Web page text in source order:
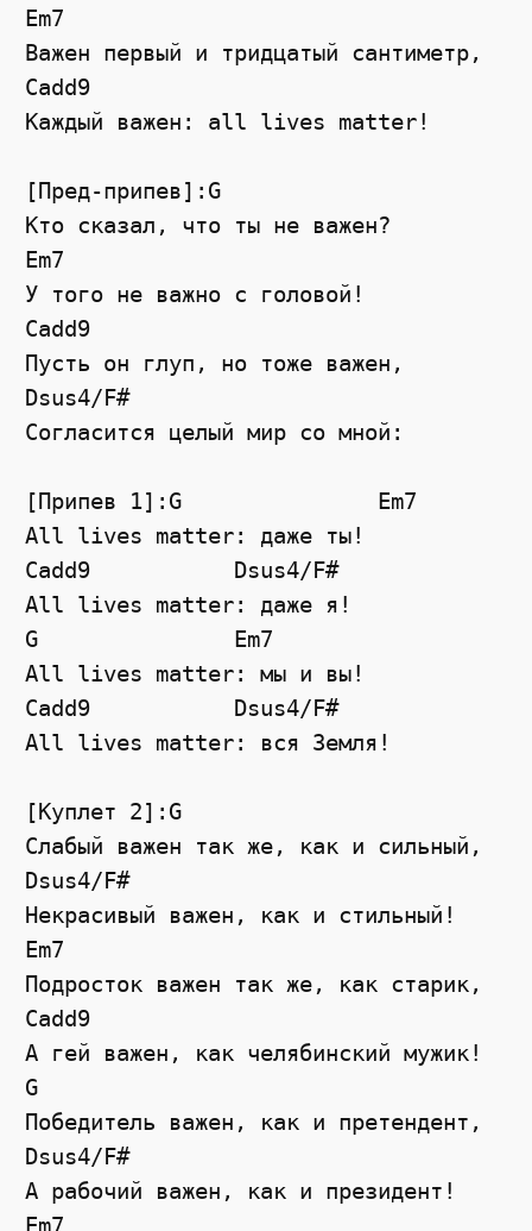
Em7
Важен первый и тридцатый сантиметр,
Cadd9
Каждый важен: all lives matter!
[Пред-припев]:G
Кто сказал, что ты не важен?
Em7
У того не важно с головой!
Cadd9
Пусть он глуп, но тоже важен,
Dsus4/F#
Согласится целый мир со мной:
[Припев 1]:G               Em7
All lives matter: даже ты!
Cadd9
Dsus4/F#
All lives matter: даже я!
G
Em7
All lives matter: мы и вы!
Cadd9
Dsus4/F#
All lives matter: вся Земля!
[Куплет 2]:G
Слабый важен так же, как и сильный,
Dsus4/F#
Некрасивый важен, как и стильный!
Em7
Подросток важен так же, как старик,
Cadd9
А гей важен, как челябинский мужик!
G
Победитель важен, как и претендент,
Dsus4/F#
А рабочий важен, как и президент!